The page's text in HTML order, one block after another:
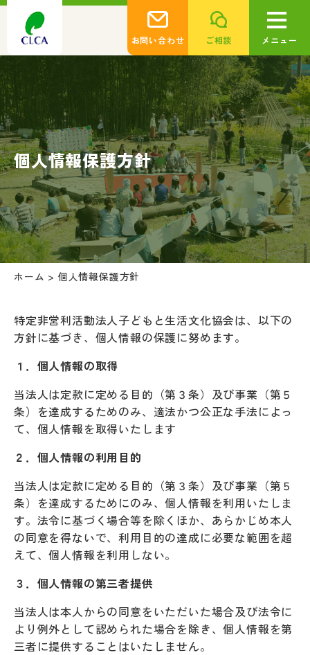
お問い合わせ ご相談 メニュー
個人情報保護方針
ホーム > 個人情報保護方針
特定非営利活動法人子どもと生活文化協会は、以下の
方針に基づき、個人情報の保護に努めます。
１．個人情報の取得
当法人は定款に定める目的（第３条）及び事業（第５
条）を達成するためのみ、適法かつ公正な手法によっ
て、個人情報を取得いたします
２．個人情報の利用目的
当法人は定款に定める目的（第３条）及び事業（第５
条）を達成するためにのみ、個人情報を利用いたしま
す。法令に基づく場合等を除くほか、あらかじめ本人
の同意を得ないで、利用目的の達成に必要な範囲を超
えて、個人情報を利用しない。
３．個人情報の第三者提供
当法人は本人からの同意をいただいた場合及び法令に
より例外として認められた場合を除き、個人情報を第
三者に提供することはいたしません。